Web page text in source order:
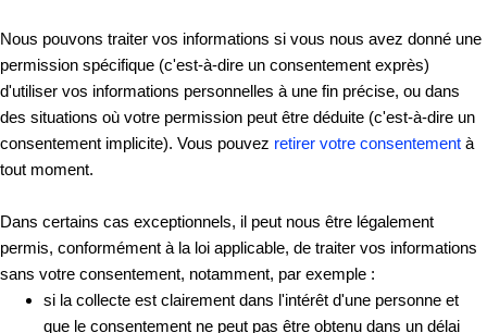
Nous pouvons traiter vos informations si vous nous avez donné une
permission spécifique (c'est-à-dire un consentement exprès)
d'utiliser vos informations personnelles à une fin précise, ou dans
des situations où votre permission peut être déduite (c'est-à-dire un
consentement implicite). Vous pouvez retirer votre consentement à
tout moment.
Dans certains cas exceptionnels, il peut nous être légalement
permis, conformément à la loi applicable, de traiter vos informations
sans votre consentement, notamment, par exemple :
si la collecte est clairement dans l'intérêt d'une personne et
que le consentement ne peut pas être obtenu dans un délai